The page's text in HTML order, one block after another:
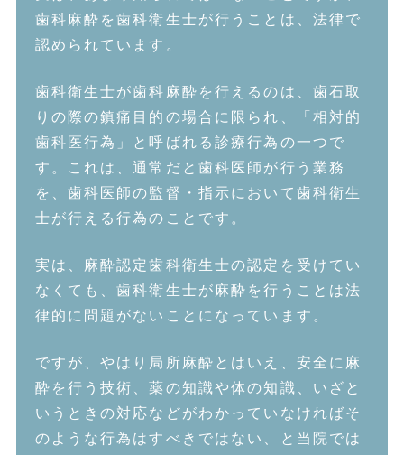
歯科麻酔を歯科衛生士が行うことは、法律で
認められています。
歯科衛生士が歯科麻酔を行えるのは、歯石取
りの際の鎮痛目的の場合に限られ、「相対的
歯科医行為」と呼ばれる診療行為の一つで
す。これは、通常だと歯科医師が行う業務
を、歯科医師の監督・指示において歯科衛生
士が行える行為のことです。
実は、麻酔認定歯科衛生士の認定を受けてい
なくても、歯科衛生士が麻酔を行うことは法
律的に問題がないことになっています。
ですが、やはり局所麻酔とはいえ、安全に麻
酔を行う技術、薬の知識や体の知識、いざと
いうときの対応などがわかっていなければそ
のような行為はすべきではない、と当院では